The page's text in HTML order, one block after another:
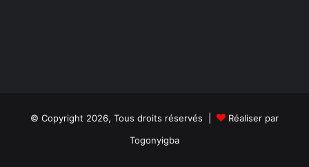
© Copyright 2026, Tous droits réservés |
Réaliser par
Togonyigba